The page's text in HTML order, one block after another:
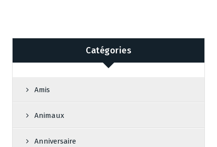
Catégories
Amis
Animaux
Anniversaire